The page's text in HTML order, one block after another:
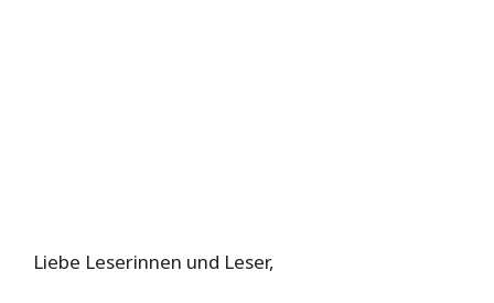
Liebe Leserinnen und Leser,